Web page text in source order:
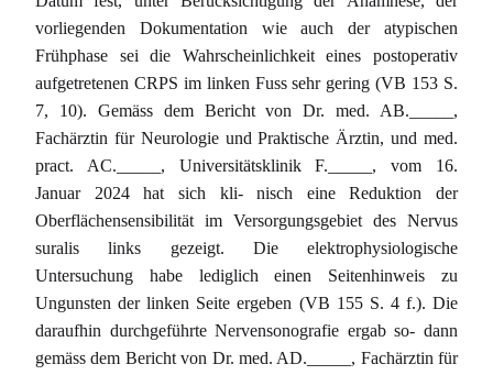
vorliegenden Dokumentation wie auch der atypischen
Frühphase sei die Wahrscheinlichkeit eines postoperativ
aufgetretenen CRPS im linken Fuss sehr gering (VB 153 S.
7, 10). Gemäss dem Bericht von Dr. med. AB._____,
Fachärztin für Neurologie und Praktische Ärztin, und med.
pract. AC._____, Universitätsklinik F._____, vom 16.
Januar 2024 hat sich kli- nisch eine Reduktion der
Oberflächensensibilität im Versorgungsgebiet des Nervus
suralis links gezeigt. Die elektrophysiologische
Untersuchung habe lediglich einen Seitenhinweis zu
Ungunsten der linken Seite ergeben (VB 155 S. 4 f.). Die
daraufhin durchgeführte Nervensonografie ergab so- dann
gemäss dem Bericht von Dr. med. AD._____, Fachärztin für